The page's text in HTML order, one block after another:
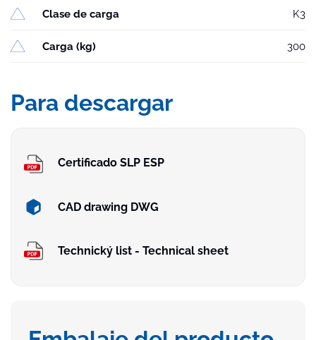
Clase de carga K3
Carga (kg) 300
Para descargar
Certificado SLP ESP
CAD drawing DWG
Technický list - Technical sheet